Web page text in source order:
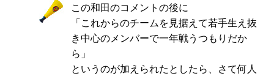
この和田のコメントの後に
「これからのチームを見据えて若手生え抜
き中心のメンバーで一年戦うつもりだか
ら」
というのが加えられたとしたら、さて何人